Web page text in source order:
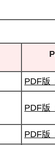
PDF版
PDF版
PDF版